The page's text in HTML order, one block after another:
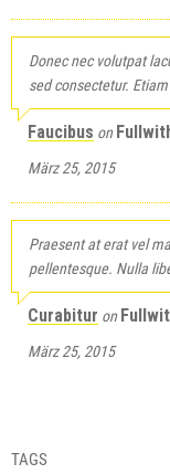
Donec nec volutpat
sed consectetur.
Faucibus on
März 25, 2015
Praesent at erat vel
pellentesque. Nulla
Curabitur on
März 25, 2015
TAGS